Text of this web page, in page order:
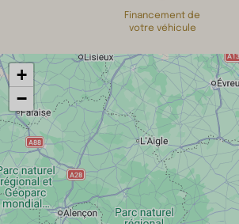
Financement de
votre véhicule
+
−